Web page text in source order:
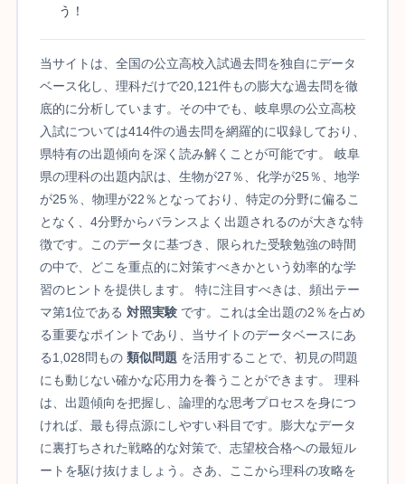
う！
当サイトは、全国の公立高校入試過去問を独自にデータ
ベース化し、理科だけで20,121件もの膨大な過去問を徹
底的に分析しています。その中でも、岐阜県の公立高校
入試については414件の過去問を網羅的に収録しており、
県特有の出題傾向を深く読み解くことが可能です。 岐阜
県の理科の出題内訳は、生物が27％、化学が25％、地学
が25％、物理が22％となっており、特定の分野に偏るこ
となく、4分野からバランスよく出題されるのが大きな特
徴です。このデータに基づき、限られた受験勉強の時間
の中で、どこを重点的に対策すべきかという効率的な学
習のヒントを提供します。 特に注目すべきは、頻出テー
マ第1位である 対照実験です。これは全出題の2％を占め
る重要なポイントであり、当サイトのデータベースにあ
る1,028問もの 類似問題 を活用することで、初見の問題
にも動じない確かな応用力を養うことができます。 理科
は、出題傾向を把握し、論理的な思考プロセスを身につ
ければ、最も得点源にしやすい科目です。膨大なデータ
に裏打ちされた戦略的な対策で、志望校合格への最短ル
ートを駆け抜けましょう。さあ、ここから理科の攻略を